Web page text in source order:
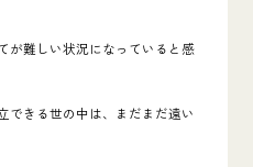
が難しい状況になっていると感
できる世の中は、まだまだ遠い